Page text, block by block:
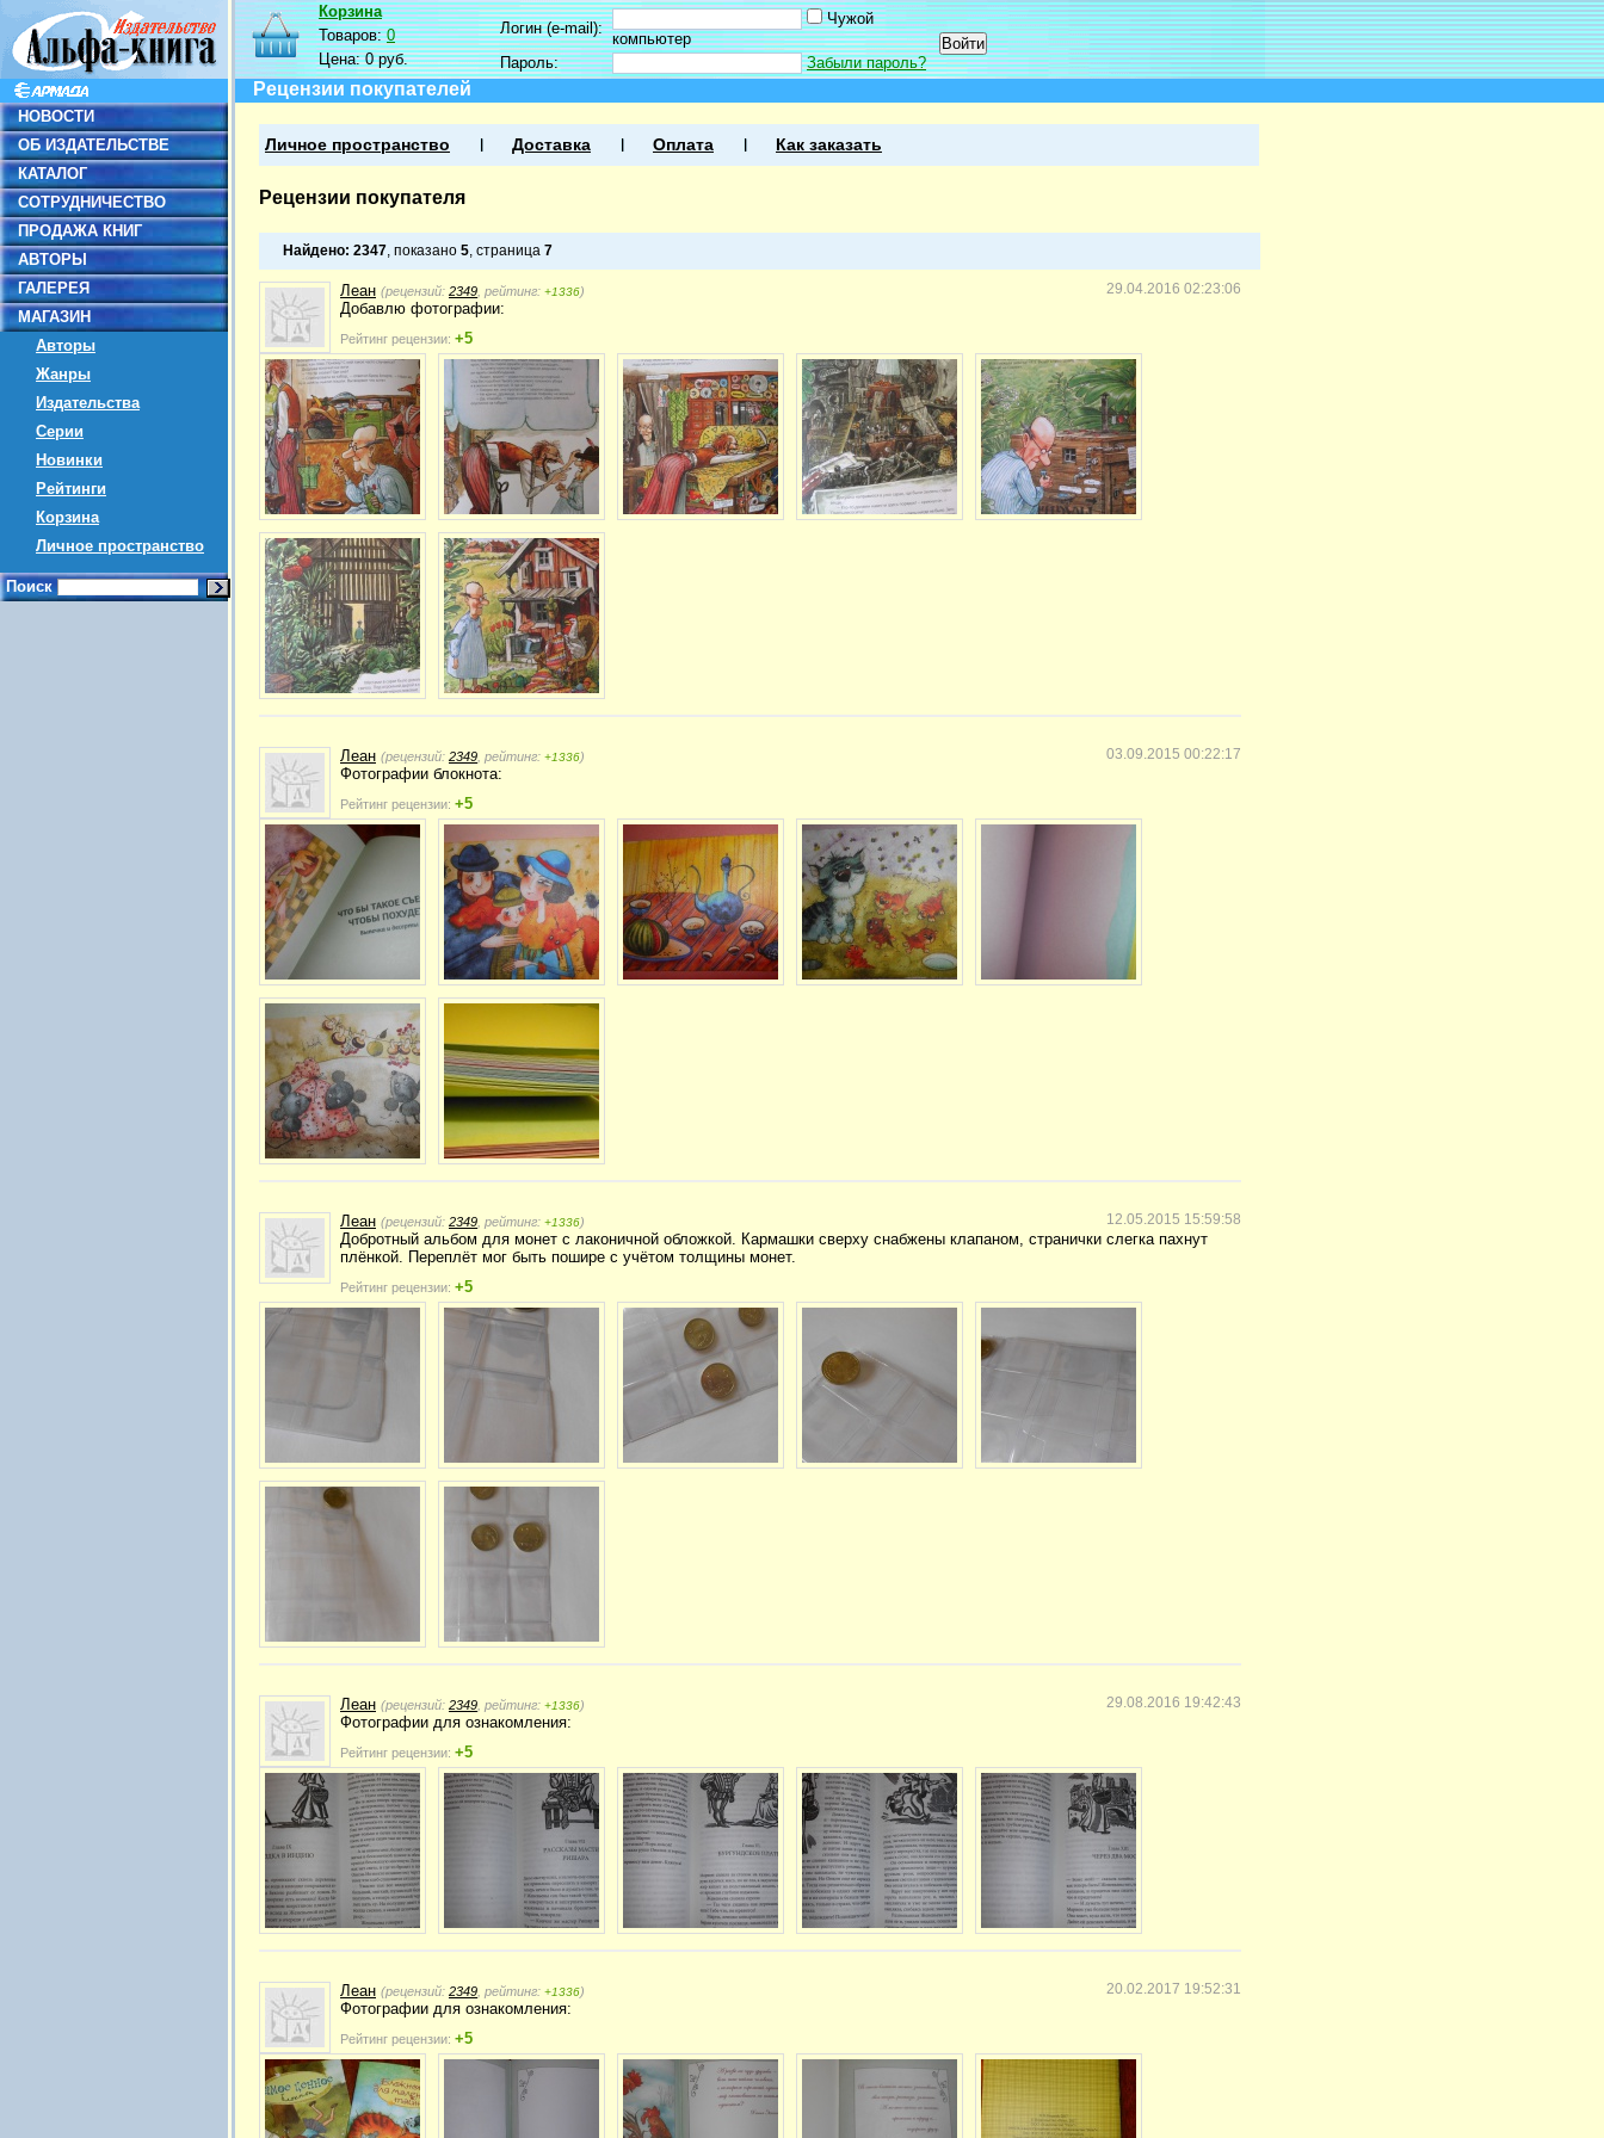
НОВОСТИ
ОБ ИЗДАТЕЛЬСТВЕ
КАТАЛОГ
СОТРУДНИЧЕСТВО
ПРОДАЖА КНИГ
АВТОРЫ
ГАЛЕРЕЯ
МАГАЗИН
Авторы
Жанры
Издательства
Серии
Новинки
Рейтинги
Корзина
Личное пространство
Поиск
Корзина
Товаров:0
Цена:0 руб.
Логин (e-mail):
Чужой
компьютер
Пароль:
Забыли пароль?
Рецензии покупателей
Личное пространство Доставка Оплата Как заказать
Рецензии покупателя
Найдено: 2347, показано 5, страница 7
29.04.2016 02:23:06
Леан (рецензий: 2349 , рейтинг: +1336)
Добавлю фотографии:
Рейтинг рецензии: +5
03.09.2015 00:22:17
Леан (рецензий: 2349 , рейтинг: +1336)
Фотографии блокнота:
Рейтинг рецензии: +5
12.05.2015 15:59:58
Леан (рецензий: 2349 , рейтинг: +1336)
Добротный альбом для монет с лаконичной обложкой. Кармашки сверху снабжены клапаном, странички слегка пахнут
плёнкой. Переплёт мог быть пошире с учётом толщины монет.
Рейтинг рецензии: +5
29.08.2016 19:42:43
Леан (рецензий: 2349 , рейтинг: +1336)
Фотографии для ознакомления:
Рейтинг рецензии: +5
20.02.2017 19:52:31
Леан (рецензий: 2349 , рейтинг: +1336)
Фотографии для ознакомления:
Рейтинг рецензии: +5